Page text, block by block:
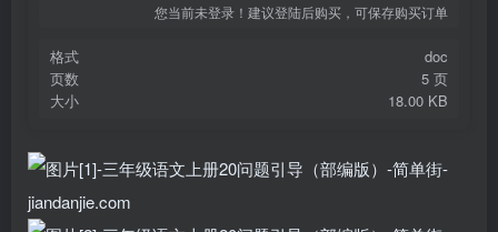
您当前未登录！建议登陆后购买，可保存购买订单
格式
doc
页数
5 页
大小
18.00 KB